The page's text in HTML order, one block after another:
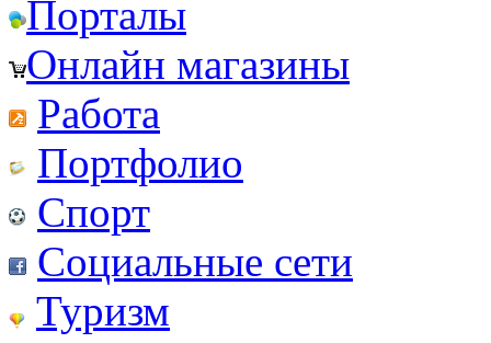
Порталы
Онлайн магазины
Работа
Портфолио
Спорт
Социальные сети
Туризм